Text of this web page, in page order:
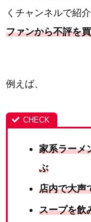
くチャンネルで紹
ファンから不評を
例えば、
家系ラーメ
ぶ
店内で大声
スープを飲